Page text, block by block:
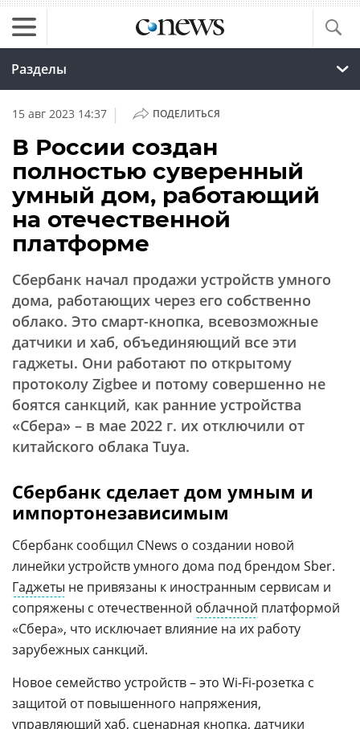
Разделы
15 авг 2023 14:37 | ПОДЕЛИТЬСЯ
В России создан
полностью суверенный
умный дом, работающий
на отечественной
платформе
Сбербанк начал продажи устройств умного
дома, работающих через его собственно
облако. Это смарт-кнопка, всевозможные
датчики и хаб, объединяющий все эти
гаджеты. Они работают по открытому
протоколу Zigbee и потому совершенно не
боятся санкций, как ранние устройства
«Сбера» – в мае 2022 г. их отключили от
китайского облака Tuya.
Сбербанк сделает дом умным и
импортонезависимым
Сбербанк сообщил CNews о создании новой
линейки устройств умного дома под брендом Sber.
Гаджеты не привязаны к иностранным сервисам и
сопряжены с отечественной облачной платформой
«Сбера», что исключает влияние на их работу
зарубежных санкций.
Новое семейство устройств – это Wi-Fi-розетка с
защитой от повышенного напряжения,
управляющий хаб, сценарная кнопка, датчики